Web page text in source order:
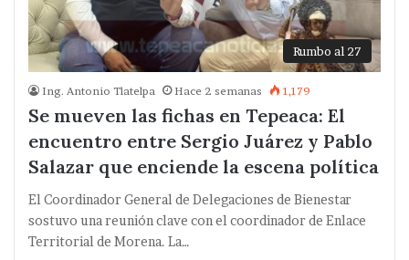
Rumbo al 27
Ing. Antonio Tlatelpa Hace 2 semanas 1,179
Se mueven las fichas en Tepeaca: El
encuentro entre Sergio Juárez y Pablo
Salazar que enciende la escena política
El Coordinador General de Delegaciones de Bienestar
sostuvo una reunión clave con el coordinador de Enlace
Territorial de Morena. La…